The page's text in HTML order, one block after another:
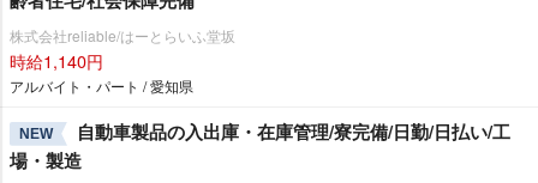
株式会社reliable/はーとらいふ堂坂
時給1,140円
アルバイト・パート / 愛知県
NEW
自動車製品の入出庫・在庫管理/寮完備/日勤/日払い/工
場・製造